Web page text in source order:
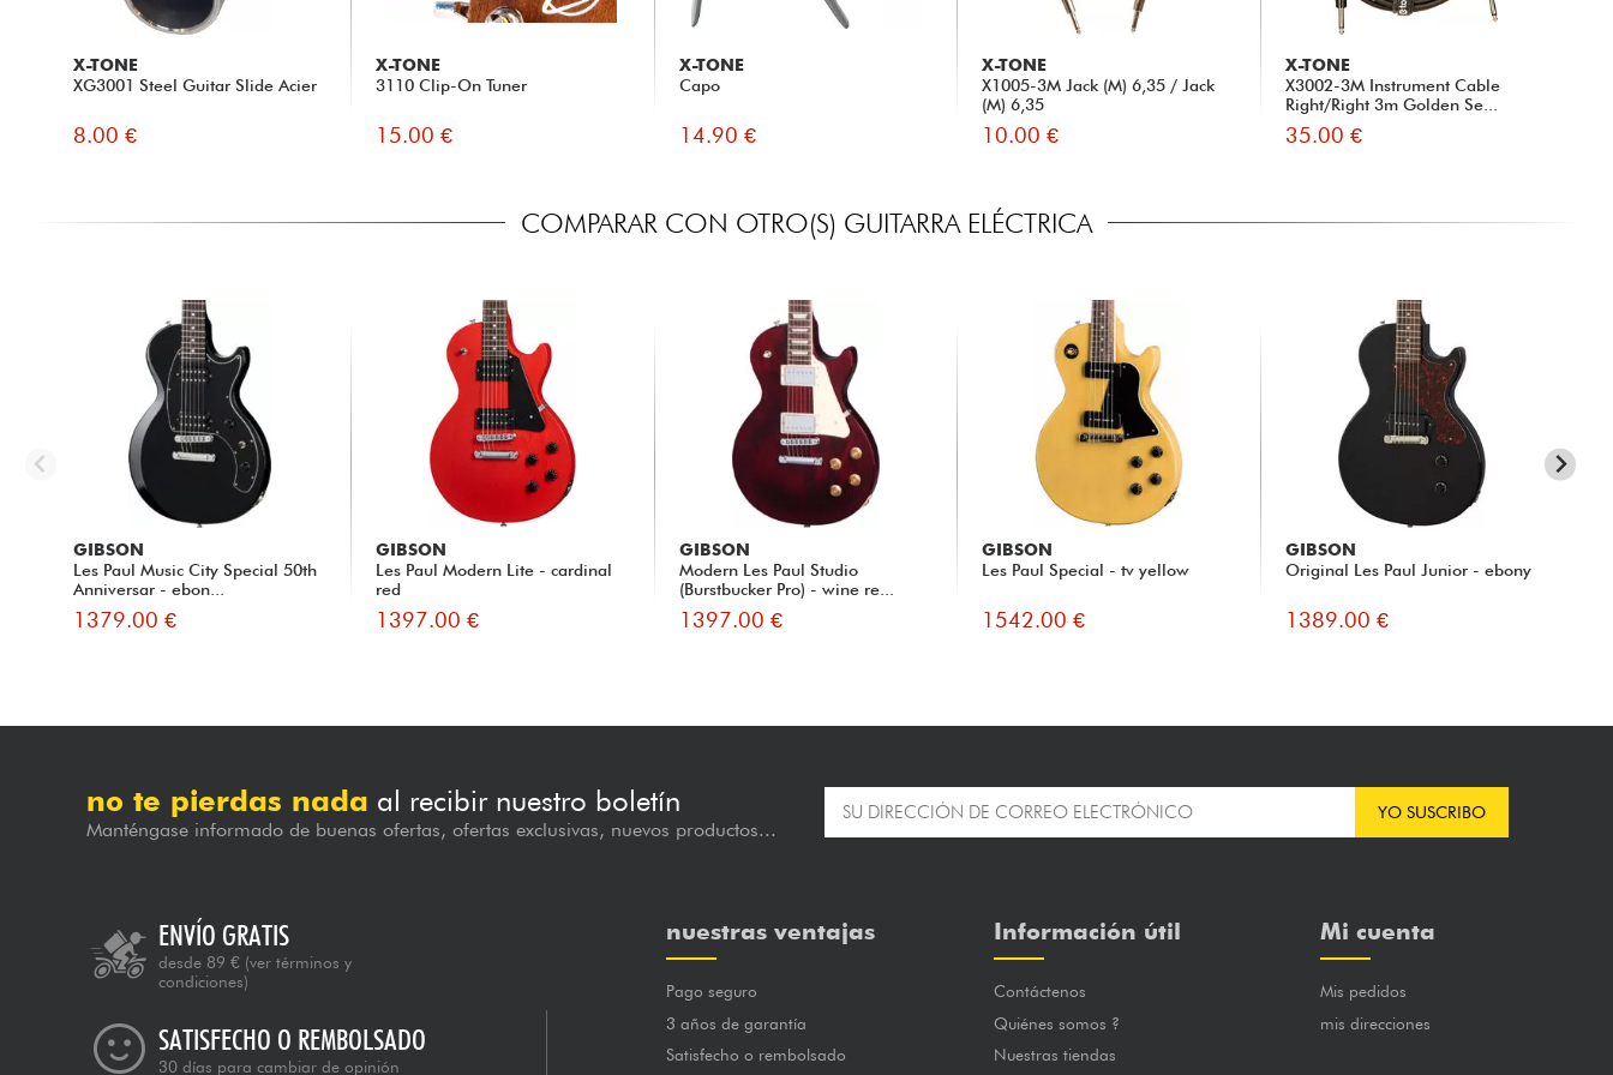
X-TONE
XG3001 Steel Guitar Slide Acier
8.00 €
X-TONE
3110 Clip-On Tuner
15.00 €
X-TONE
Capo
14.90 €
X-TONE
X1005-3M Jack (M) 6,35 / Jack
(M) 6,35
10.00 €
X-TONE
X3002-3M Instrument Cable
Right/Right 3m Golden Se...
35.00 €
COMPARAR CON OTRO(S) GUITARRA ELÉCTRICA
GIBSON
Les Paul Music City Special 50th
Anniversar - ebon...
1379.00 €
GIBSON
Les Paul Modern Lite - cardinal
red
1397.00 €
GIBSON
Modern Les Paul Studio
(Burstbucker Pro) - wine re...
1397.00 €
GIBSON
Les Paul Special - tv yellow
1542.00 €
GIBSON
Original Les Paul Junior - ebony
1389.00 €
no te pierdas nada al recibir nuestro boletín
Manténgase informado de buenas ofertas, ofertas exclusivas, nuevos productos...
YO SUSCRIBO
ENVÍO GRATIS
desde 89 € (ver términos y
condiciones)
SATISFECHO O REMBOLSADO
30 días para cambiar de opinión
nuestras ventajas
Pago seguro
3 años de garantía
Satisfecho o rembolsado
Información útil
Contáctenos
Quiénes somos ?
Nuestras tiendas
Mi cuenta
Mis pedidos
mis direcciones